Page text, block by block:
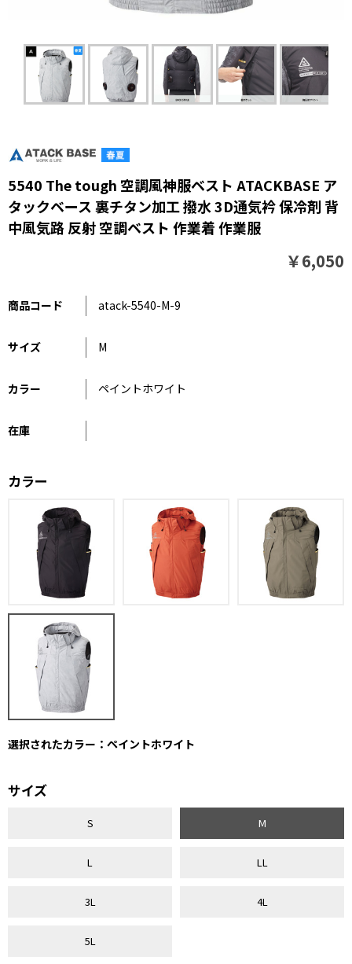
5540 The tough 空調風神服ベスト ATACKBASE ア
タックベース 裏チタン加工 撥水 3D通気衿 保冷剤 背
中風気路 反射 空調ベスト 作業着 作業服
￥6,050
商品コード atack-5540-M-9
サイズ M
カラー ペイントホワイト
在庫
カラー
選択されたカラー：ペイントホワイト
サイズ
S M
L LL
3L 4L
5L